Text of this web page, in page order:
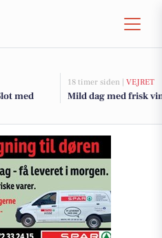
med
18 timer siden | VEJRET
Mild dag med frisk